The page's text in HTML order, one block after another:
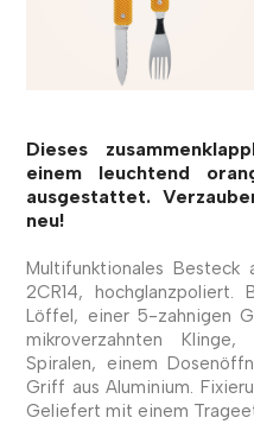
Dieses
einem leuchtend
ausgestattet.
neu!
Multifunktionales Besteck
2CR14, hochglanzpoliert.
Löffel, einer 5-zahnigen
mikroverzahnten
Spiralen, einem
Griff aus Aluminium.
Geliefert mit einem